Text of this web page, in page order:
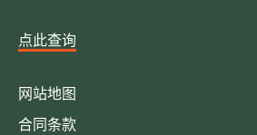
点此查询
网站地图
合同条款